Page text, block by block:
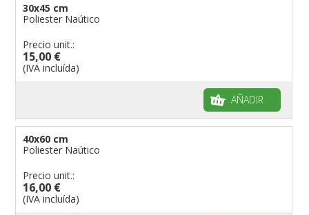
30x45 cm
Poliester Naútico
Precio unit.:
15,00 €
(IVA incluída)
AÑADIR
40x60 cm
Poliester Naútico
Precio unit.:
16,00 €
(IVA incluída)